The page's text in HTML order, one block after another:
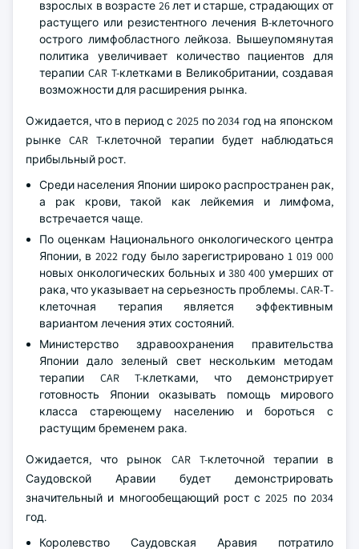
взрослых в возрасте 26 лет и старше, страдающих от
растущего или резистентного лечения В-клеточного
острого лимфобластного лейкоза. Вышеупомянутая
политика увеличивает количество пациентов для
терапии CAR T-клетками в Великобритании, создавая
возможности для расширения рынка.
Ожидается, что в период с 2025 по 2034 год на японском
рынке CAR T-клеточной терапии будет наблюдаться
прибыльный рост.
Среди населения Японии широко распространен рак,
а рак крови, такой как лейкемия и лимфома,
встречается чаще.
По оценкам Национального онкологического центра
Японии, в 2022 году было зарегистрировано 1 019 000
новых онкологических больных и 380 400 умерших от
рака, что указывает на серьезность проблемы. CAR-Т-
клеточная терапия является эффективным
вариантом лечения этих состояний.
Министерство здравоохранения правительства
Японии дало зеленый свет нескольким методам
терапии CAR T-клетками, что демонстрирует
готовность Японии оказывать помощь мирового
класса стареющему населению и бороться с
растущим бременем рака.
Ожидается, что рынок CAR T-клеточной терапии в
Саудовской Аравии будет демонстрировать
значительный и многообещающий рост с 2025 по 2034
год.
Королевство Саудовская Аравия потратило